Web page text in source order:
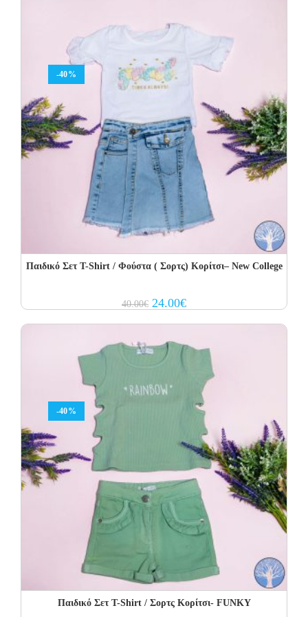
-40%
Παιδικό Σετ Τ-Shirt / Φούστα ( Σορτς) Κορίτσι– New College
40.00€ Original
price
24.00€Current
price
-40%
Παιδικό Σετ Τ-Shirt / Σορτς Κορίτσι- FUNKY